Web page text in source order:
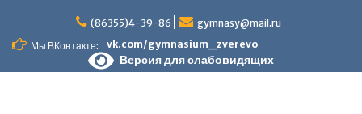
content
(86355)4-39-86
gymnasy@mail.ru
Мы ВКонтакте:
vk.com/gymnasium_zverevo
Версия для слабовидящих